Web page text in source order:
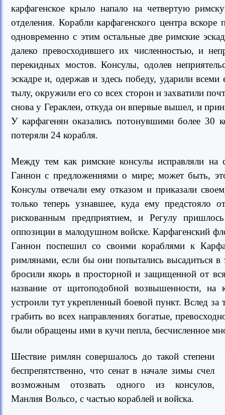
карфагенское крыло напало на четвертую
отделения. Корабли карфагенского центра
одновременно с этим остальные две римские
далеко превосходившего их численностью, и
перекидных мостов. Консулы, одолев
эскадре и, одержав и здесь победу, ударили
тылу, окружили его со всех сторон и захватили
снова у Гераклеи, откуда он впервые вышел, и
У карфагенян оказались потонувшими более
потеряли 24 корабля.
Между тем как римские консулы исправляли на
Ганнон с предложениями о мире; может быть,
Консулы отвечали ему отказом и приказали
только теперь узнавшее, куда ему предстояло
рискованным предприятием, и Регулу
оппозиции в малодушном войске. Карфагенский
Ганнон поспешил со своими кораблями к
римлянами, если бы они попытались высадиться
бросили якорь в просторной и защищенной от
название от щитоподобной возвышенности,
устроили тут укрепленный боевой пункт. Вслед за
грабить во всех направлениях богатые,
были обращены ими в кучи пепла, бесчисленное
Шествие римлян совершалось до такой степени
беспрепятственно, что сенат в начале зимы счел
возможным отозвать одного из консулов,
Манлия Вольсо, с частью кораблей и войска.